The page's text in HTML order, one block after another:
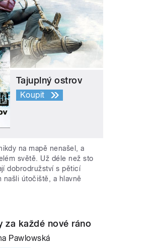
Tajuplný ostrov
Koupit
na mapě nenašel, a
světě. Už déle než sto
dobrodružství s pěticí
našli útočiště, a hlavně
za každé nové ráno
Pawlowská